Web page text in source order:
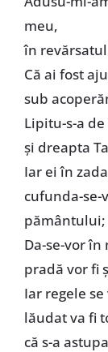
meu,
în
Că ai fost
sub
Lipitu-s-a
și dreapta
Iar ei în
cufunda-se-
pământului;
Da-se-vor
pradă vor fi
Iar regele
lăudat va fi
că s-a